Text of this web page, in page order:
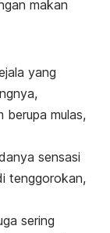
makan
yang
berupa mulas,
sensasi
tenggorokan,
sering